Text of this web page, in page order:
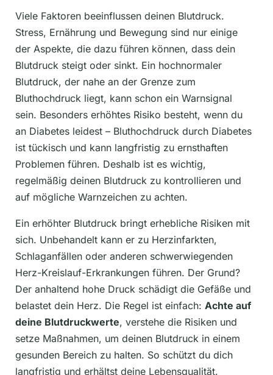
Viele Faktoren beeinflussen deinen Blutdruck.
Stress, Ernährung und Bewegung sind nur einige
der Aspekte, die dazu führen können, dass dein
Blutdruck steigt oder sinkt. Ein hochnormaler
Blutdruck, der nahe an der Grenze zum
Bluthochdruck liegt, kann schon ein Warnsignal
sein. Besonders erhöhtes Risiko besteht, wenn du
an Diabetes leidest – Bluthochdruck durch Diabetes
ist tückisch und kann langfristig zu ernsthaften
Problemen führen. Deshalb ist es wichtig,
regelmäßig deinen Blutdruck zu kontrollieren und
auf mögliche Warnzeichen zu achten.
Ein erhöhter Blutdruck bringt erhebliche Risiken mit
sich. Unbehandelt kann er zu Herzinfarkten,
Schlaganfällen oder anderen schwerwiegenden
Herz-Kreislauf-Erkrankungen führen. Der Grund?
Der anhaltend hohe Druck schädigt die Gefäße und
belastet dein Herz. Die Regel ist einfach: Achte auf
deine Blutdruckwerte, verstehe die Risiken und
setze Maßnahmen, um deinen Blutdruck in einem
gesunden Bereich zu halten. So schützt du dich
langfristig und erhältst deine Lebensqualität.